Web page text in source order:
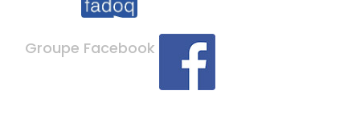
Groupe Facebook